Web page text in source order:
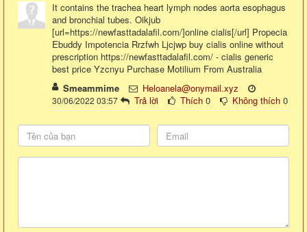
It contains the trachea heart lymph nodes aorta esophagus
and bronchial tubes. Oikjub
[url=https://newfasttadalafil.com/]online cialis[/url] Propecia
Ebuddy Impotencia Rrzfwh Ljcjwp buy cialis online without
prescription https://newfasttadalafil.com/ - cialis generic
best price Yzcnyu Purchase Motilium From Australia
Smeammime
Heloanela@onymail.xyz
30/06/2022 03:57 Trả lời Thích 0 Không thích 0